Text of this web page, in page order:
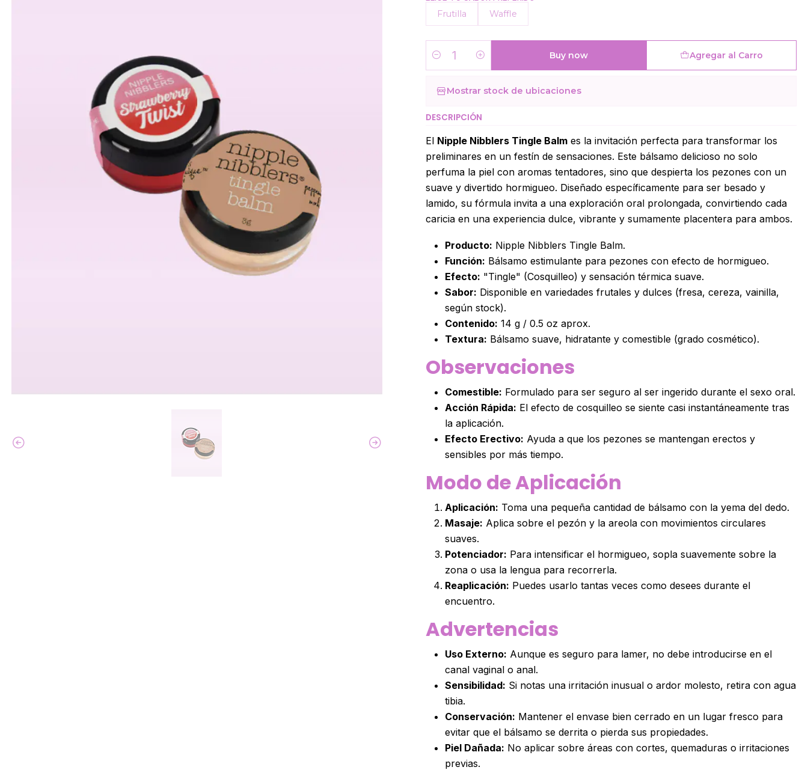
Frutilla Waffle
Cantidad
Agregar al Carro
Buy now
Mostrar stock de ubicaciones
DESCRIPCIÓN
El Nipple Nibblers Tingle Balm es la invitación perfecta para transformar los
preliminares en un festín de sensaciones. Este bálsamo delicioso no solo
perfuma la piel con aromas tentadores, sino que despierta los pezones con un
suave y divertido hormigueo. Diseñado específicamente para ser besado y
lamido, su fórmula invita a una exploración oral prolongada, convirtiendo cada
caricia en una experiencia dulce, vibrante y sumamente placentera para ambos.
Producto: Nipple Nibblers Tingle Balm.
Función: Bálsamo estimulante para pezones con efecto de hormigueo.
Efecto: "Tingle" (Cosquilleo) y sensación térmica suave.
Sabor: Disponible en variedades frutales y dulces (fresa, cereza, vainilla,
según stock).
Contenido: 14 g / 0.5 oz aprox.
Textura: Bálsamo suave, hidratante y comestible (grado cosmético).
Observaciones
Comestible: Formulado para ser seguro al ser ingerido durante el sexo oral.
Acción Rápida: El efecto de cosquilleo se siente casi instantáneamente tras
la aplicación.
Efecto Erectivo: Ayuda a que los pezones se mantengan erectos y
sensibles por más tiempo.
Modo de Aplicación
Aplicación: Toma una pequeña cantidad de bálsamo con la yema del dedo.
Masaje: Aplica sobre el pezón y la areola con movimientos circulares
suaves.
Potenciador: Para intensificar el hormigueo, sopla suavemente sobre la
zona o usa la lengua para recorrerla.
Reaplicación: Puedes usarlo tantas veces como desees durante el
encuentro.
Advertencias
Uso Externo: Aunque es seguro para lamer, no debe introducirse en el
canal vaginal o anal.
Sensibilidad: Si notas una irritación inusual o ardor molesto, retira con agua
tibia.
Conservación: Mantener el envase bien cerrado en un lugar fresco para
evitar que el bálsamo se derrita o pierda sus propiedades.
Piel Dañada: No aplicar sobre áreas con cortes, quemaduras o irritaciones
previas.